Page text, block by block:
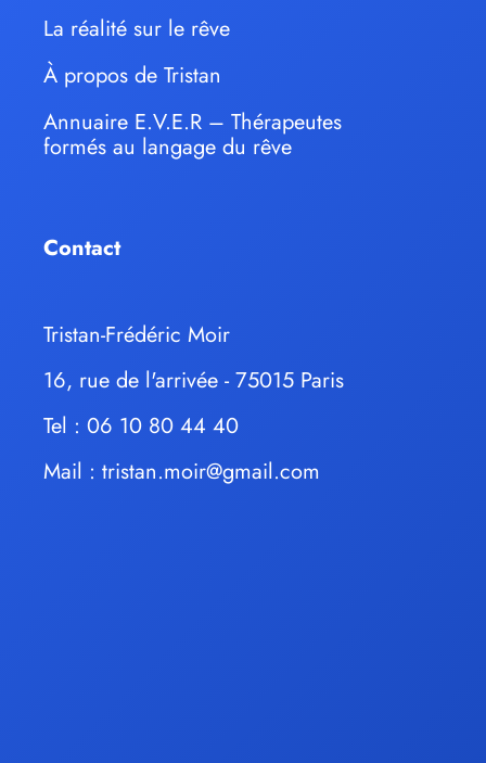
La réalité sur le rêve
À propos de Tristan
Annuaire E.V.E.R – Thérapeutes
formés au langage du rêve
Contact
Tristan-Frédéric Moir
16, rue de l'arrivée - 75015 Paris
Tel : 06 10 80 44 40
Mail : tristan.moir@gmail.com